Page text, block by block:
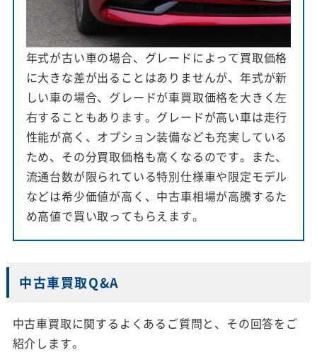
年式が古い車の場合、グレードによって買取価格
に大きな差が出ることはありませんが、年式が新
しい車の場合、グレードが車買取価格を大きく左
右することもあります。グレードが高い車は走行
性能が高く、オプション装備なども充実している
ため、その分買取価格も高くなるのです。また、
流通台数が限られている特別仕様車や限定モデル
などは希少価値が高く、中古車相場が高騰するた
め高値で買い取ってもらえます。
中古車買取Q&A
中古車買取に関するよくあるご質問と、その回答をご
紹介します。